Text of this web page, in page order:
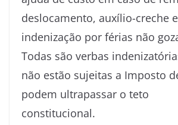
deslocamento, auxílio-creche e
indenização por férias não
Todas são verbas
não estão sujeitas a Imposto
podem ultrapassar o teto
constitucional.